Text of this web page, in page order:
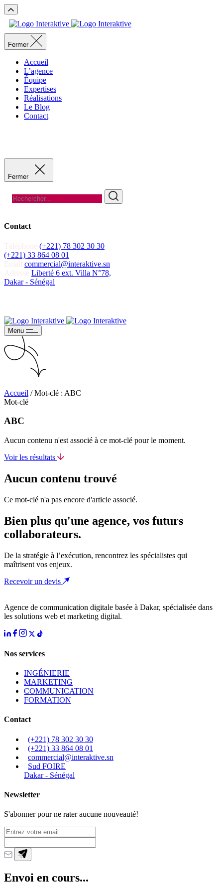
Fermer
Accueil
L’agence
Équipe
Expertises
Réalisations
Le Blog
Contact
Fermer
Contact
(+221) 78 302 30 30
(+221) 33 864 08 01
commercial@interaktive.sn
Liberté 6 ext. Villa N°78,
Dakar - Sénégal
Menu
Accueil / Mot-clé : ABC
Mot-clé
ABC
Aucun contenu n'est associé à ce mot-clé pour le moment.
Voir les résultats
Aucun contenu trouvé
Ce mot-clé n'a pas encore d'article associé.
Bien plus qu'une agence, vos futurs
collaborateurs.
De la stratégie à l’exécution, rencontrez les spécialistes qui
maîtrisent vos enjeux.
Recevoir un devis
Agence de communication digitale basée à Dakar, spécialisée dans
les solutions web et marketing digital.
Nos services
INGÉNIERIE
MARKETING
COMMUNICATION
FORMATION
Contact
(+221) 78 302 30 30
(+221) 33 864 08 01
commercial@interaktive.sn
Sud FOIRE
Dakar - Sénégal
Newsletter
S'abonner pour ne rater aucune nouveauté!
Envoi en cours...